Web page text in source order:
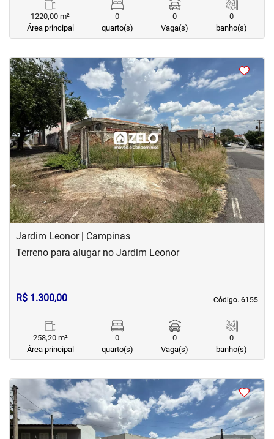
1220,00 m²
Área principal
0
quarto(s)
0
Vaga(s)
0
banho(s)
<<<<
‹Previous ›Next
Jardim Leonor | Campinas
Código. 6155
Código. 6155
Terreno para alugar no Jardim Leonor
R$ 1.300,00
258,20 m²
Área principal
0
quarto(s)
0
Vaga(s)
0
banho(s)
<<